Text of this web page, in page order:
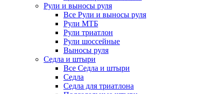
Рули и выносы руля
Все Рули и выносы руля
Рули МТБ
Рули триатлон
Рули шоссейные
Выносы руля
Седла и штыри
Все Седла и штыри
Седла
Седла для триатлона